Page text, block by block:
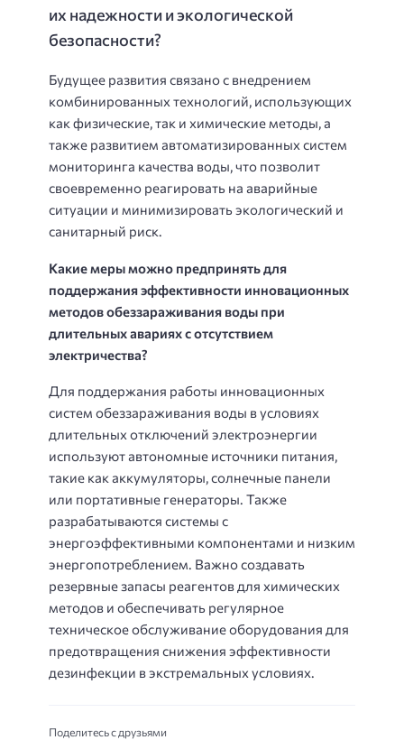
их надежности и экологической
безопасности?
Будущее развития связано с внедрением
комбинированных технологий, использующих
как физические, так и химические методы, а
также развитием автоматизированных систем
мониторинга качества воды, что позволит
своевременно реагировать на аварийные
ситуации и минимизировать экологический и
санитарный риск.
Какие меры можно предпринять для
поддержания эффективности инновационных
методов обеззараживания воды при
длительных авариях с отсутствием
электричества?
Для поддержания работы инновационных
систем обеззараживания воды в условиях
длительных отключений электроэнергии
используют автономные источники питания,
такие как аккумуляторы, солнечные панели
или портативные генераторы. Также
разрабатываются системы с
энергоэффективными компонентами и низким
энергопотреблением. Важно создавать
резервные запасы реагентов для химических
методов и обеспечивать регулярное
техническое обслуживание оборудования для
предотвращения снижения эффективности
дезинфекции в экстремальных условиях.
Поделитесь с друзьями